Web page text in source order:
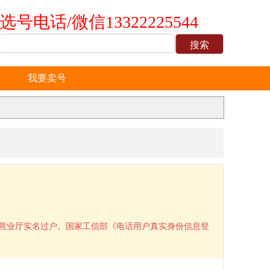
选号电话/微信13322225544
我要卖号
业厅实名过户。国家工信部《电话用户真实身份信息登